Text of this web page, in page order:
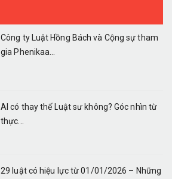
Công ty Luật Hồng Bách và Cộng sự tham
gia Phenikaa...
AI có thay thế Luật sư không? Góc nhìn từ
thực...
29 luật có hiệu lực từ 01/01/2026 – Những